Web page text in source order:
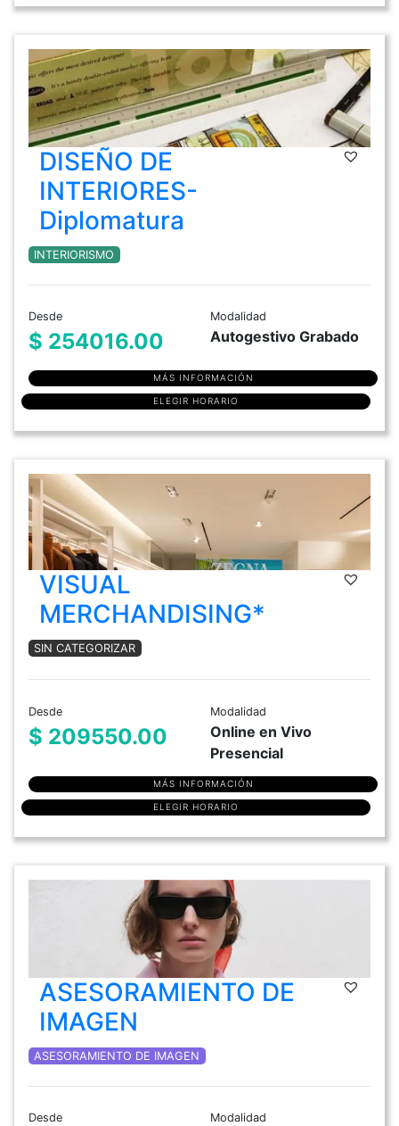
DISEÑO DE
INTERIORES-
Diplomatura
INTERIORISMO
Desde
$ 254016.00
Modalidad
Autogestivo Grabado
MÁS INFORMACIÓN
ELEGIR HORARIO
VISUAL
MERCHANDISING*
SIN CATEGORIZAR
Desde
$ 209550.00
Modalidad
Online en Vivo
Presencial
MÁS INFORMACIÓN
ELEGIR HORARIO
ASESORAMIENTO DE
IMAGEN
ASESORAMIENTO DE IMAGEN
Desde Modalidad